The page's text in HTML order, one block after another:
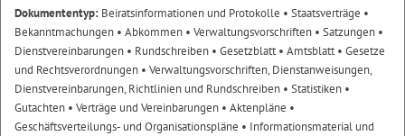
Dokumententyp: Beiratsinformationen und Protokolle • Staatsverträge •
Bekanntmachungen • Abkommen • Verwaltungsvorschriften • Satzungen •
Dienstvereinbarungen • Rundschreiben • Gesetzblatt• Amtsblatt• Gesetze
und Rechtsverordnungen • Verwaltungsvorschriften, Dienstanweisungen,
Dienstvereinbarungen, Richtlinien und Rundschreiben • Statistiken •
Gutachten • Verträge und Vereinbarungen • Aktenpläne •
Geschäftsverteilungs- und Organisationspläne • Informationsmaterial und